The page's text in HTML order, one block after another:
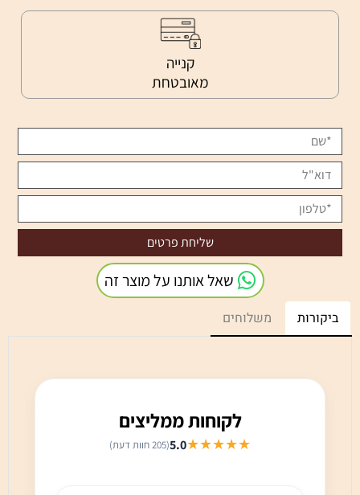
קנייה
מאובטחת
שאל אותנו על מוצר זה
ביקורות משלוחים
לקוחות ממליצים
★★★★★
5.0(205 חוות דעת)